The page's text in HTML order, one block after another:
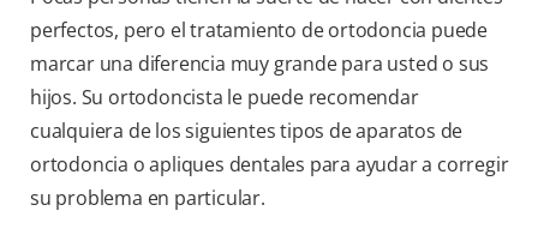
perfectos, pero el tratamiento de ortodoncia puede
marcar una diferencia muy grande para usted o sus
hijos. Su ortodoncista le puede recomendar
cualquiera de los siguientes tipos de aparatos de
ortodoncia o apliques dentales para ayudar a corregir
su problema en particular.